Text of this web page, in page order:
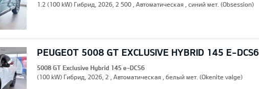
1.2 (100 kW) Гибрид, 2026, 2 500 , Автоматическая , синий мет. (Obsession)
PEUGEOT 5008 GT EXCLUSIVE HYBRID 145 E-DCS6
5008 GT Exclusive Hybrid 145 e-DCS6
(100 kW) Гибрид, 2026, 2 , Автоматическая , белый мет. (Okenite valge)